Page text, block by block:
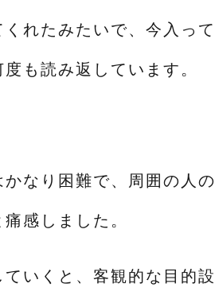
れたみたいで、今入って
も読み返しています。
なり困難で、周囲の人の
感しました。
いくと、客観的な目的設